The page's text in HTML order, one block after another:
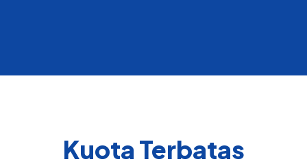
Kuota Terbatas